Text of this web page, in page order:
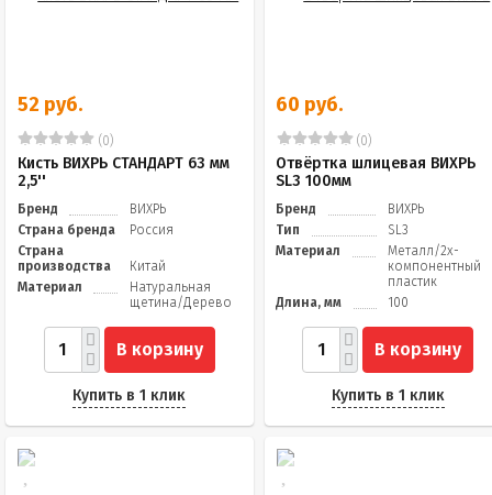
52 руб.
(0)
Кисть ВИХРЬ СТАНДАРТ 63 мм
2,5''
Бренд
ВИХРЬ
Страна бренда
Россия
Страна
производства
Китай
Материал
Натуральная
щетина/Дерево
В корзину
Купить в 1 клик
60 руб.
(0)
Отвёртка шлицевая ВИХРЬ
SL3 100мм
Бренд
ВИХРЬ
Тип
SL3
Материал
Металл/2х-
компонентный
пластик
Длина, мм
100
В корзину
Купить в 1 клик